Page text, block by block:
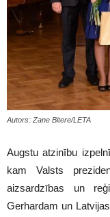
Autors: Zane Bitere/LETA
Augstu atzinību
kam Valsts
aizsardzības un
Gerhardam un